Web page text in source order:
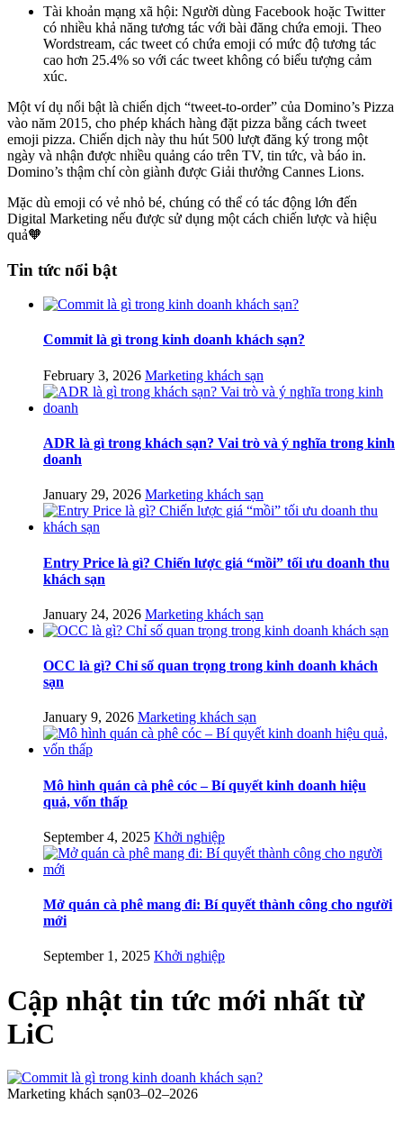
Tài khoản mạng xã hội: Người dùng Facebook hoặc Twitter
có nhiều khả năng tương tác với bài đăng chứa emoji. Theo
Wordstream, các tweet có chứa emoji có mức độ tương tác
cao hơn 25.4% so với các tweet không có biểu tượng cảm
xúc.
Một ví dụ nổi bật là chiến dịch “tweet-to-order” của Domino’s Pizza
vào năm 2015, cho phép khách hàng đặt pizza bằng cách tweet
emoji pizza. Chiến dịch này thu hút 500 lượt đăng ký trong một
ngày và nhận được nhiều quảng cáo trên TV, tin tức, và báo in.
Domino’s thậm chí còn giành được Giải thưởng Cannes Lions.
Mặc dù emoji có vẻ nhỏ bé, chúng có thể có tác động lớn đến
Digital Marketing nếu được sử dụng một cách chiến lược và hiệu
quả🧡
Tin tức nổi bật
Commit là gì trong kinh doanh khách sạn?
February 3, 2026 Marketing khách sạn
ADR là gì trong khách sạn? Vai trò và ý nghĩa trong kinh
doanh
January 29, 2026 Marketing khách sạn
Entry Price là gì? Chiến lược giá “mồi” tối ưu doanh thu
khách sạn
January 24, 2026 Marketing khách sạn
OCC là gì? Chỉ số quan trọng trong kinh doanh khách
sạn
January 9, 2026 Marketing khách sạn
Mô hình quán cà phê cóc – Bí quyết kinh doanh hiệu
quả, vốn thấp
September 4, 2025 Khởi nghiệp
Mở quán cà phê mang đi: Bí quyết thành công cho người
mới
September 1, 2025 Khởi nghiệp
Cập nhật tin tức mới nhất từ
LiC
Marketing khách sạn03–02–2026